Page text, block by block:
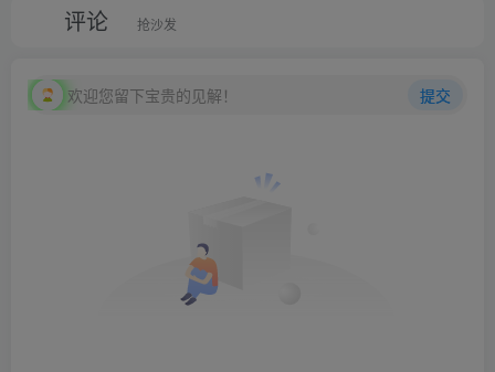
评论 抢沙发
欢迎您留下宝贵的见解！ 提交